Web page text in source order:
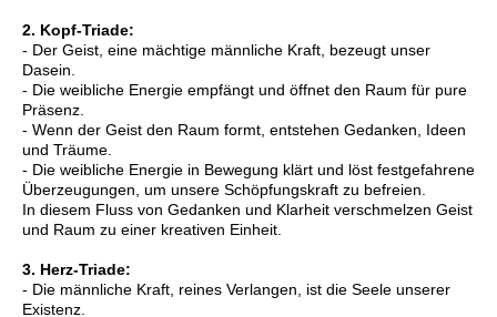
2. Kopf-Triade:
- Der Geist, eine mächtige männliche Kraft, bezeugt unser
Dasein.
- Die weibliche Energie empfängt und öffnet den Raum für pure
Präsenz.
- Wenn der Geist den Raum formt, entstehen Gedanken, Ideen
und Träume.
- Die weibliche Energie in Bewegung klärt und löst festgefahrene
Überzeugungen, um unsere Schöpfungskraft zu befreien.
In diesem Fluss von Gedanken und Klarheit verschmelzen Geist
und Raum zu einer kreativen Einheit.
3. Herz-Triade:
- Die männliche Kraft, reines Verlangen, ist die Seele unserer
Existenz.